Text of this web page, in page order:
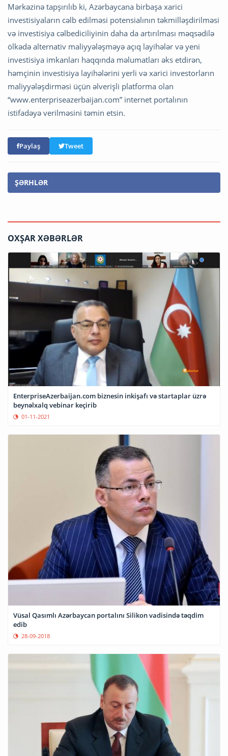
Mərkəzinə tapşırılıb ki, Azərbaycana birbaşa xarici
investisiyaların cəlb edilməsi potensialının təkmilləşdirilməsi
və investisiya cəlbediciliyinin daha da artırılması məqsədilə
ölkədə alternativ maliyyələşməyə açıq layihələr və yeni
investisiya imkanları haqqında məlumatları əks etdirən,
həmçinin investisiya layihələrini yerli və xarici investorların
maliyyələşdirməsi üçün əlverişli platforma olan
“www.enterpriseazerbaijan.com” internet portalının
istifadəyə verilməsini təmin etsin.
Paylaş Tweet
ŞƏRHLƏR
OXŞAR XƏBƏRLƏR
EnterpriseAzerbaijan.com biznesin inkişafı və startaplar üzrə
beynəlxalq vebinar keçirib
01-11-2021
Vüsal Qasımlı Azərbaycan portalını Silikon vadisində təqdim
edib
28-09-2018